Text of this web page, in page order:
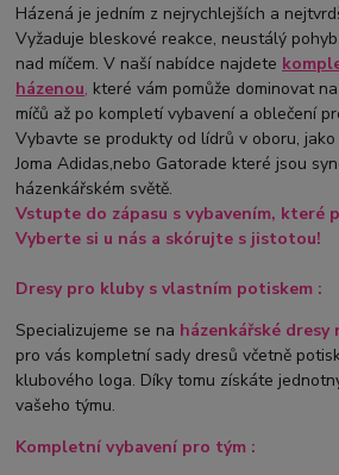
Házená je jedním z nejrychlejších a
Vyžaduje bleskové reakce, neustálý
nad míčem. V naší nabídce najdete
házenou, které vám pomůže dominovat
míčů až po kompletí vybavení a oblečení
Vybavte se produkty od lídrů v oboru,
Joma Adidas,nebo Gatorade které jsou
házenkářském světě.
Vstupte do zápasu s vybavením, které
Vyberte si u nás a skórujte s jistotou!
Dresy pro kluby s vlastním potiskem :
Specializujeme se na házenkářské dresy
pro vás kompletní sady dresů včetně
klubového loga. Díky tomu získáte
vašeho týmu.
Kompletní vybavení pro tým :